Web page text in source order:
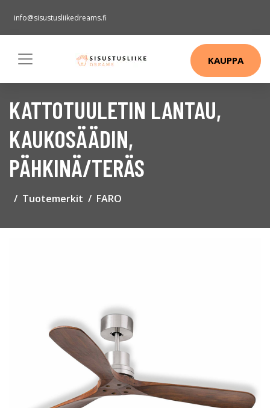
info@sisustusliikedreams.fi
KAUPPA
KATTOTUULETIN LANTAU,
KAUKOSÄÄDIN,
PÄHKINÄ/TERÄS
Tuotemerkit FARO